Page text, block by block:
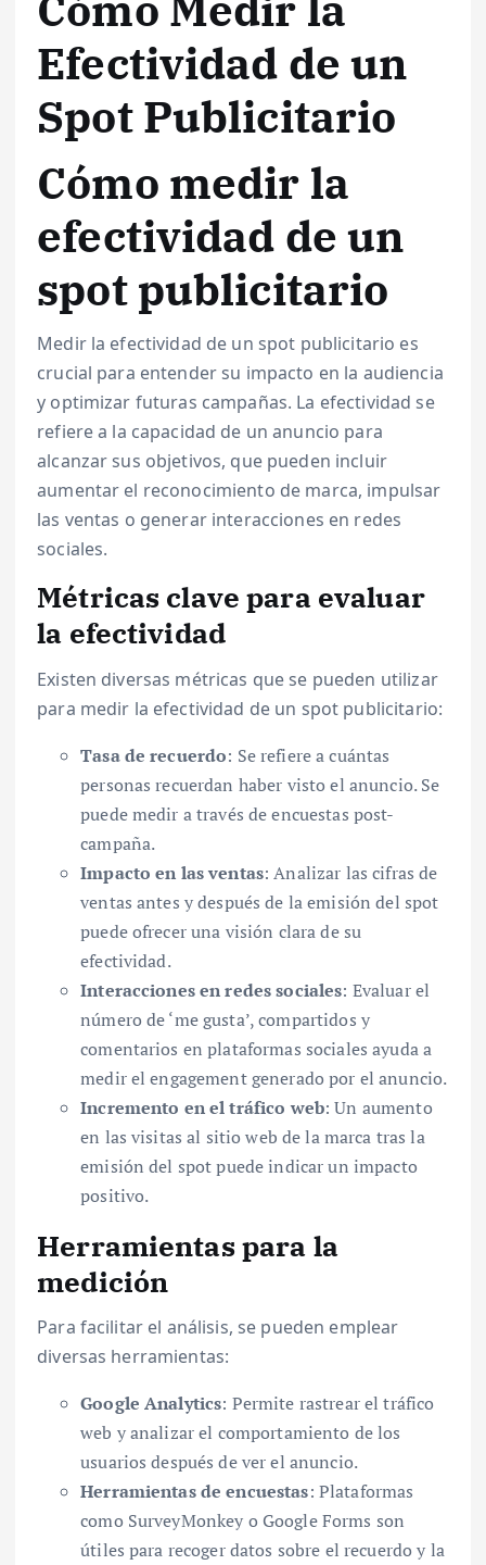
Efectividad de un
Spot Publicitario
Cómo medir la
efectividad de un
spot publicitario
Medir la efectividad de un spot publicitario es
crucial para entender su impacto en la audiencia
y optimizar futuras campañas. La efectividad se
refiere a la capacidad de un anuncio para
alcanzar sus objetivos, que pueden incluir
aumentar el reconocimiento de marca, impulsar
las ventas o generar interacciones en redes
sociales.
Métricas clave para evaluar
la efectividad
Existen diversas métricas que se pueden utilizar
para medir la efectividad de un spot publicitario:
Tasa de recuerdo: Se refiere a cuántas
personas recuerdan haber visto el anuncio. Se
puede medir a través de encuestas post-
campaña.
Impacto en las ventas: Analizar las cifras de
ventas antes y después de la emisión del spot
puede ofrecer una visión clara de su
efectividad.
Interacciones en redes sociales: Evaluar el
número de ‘me gusta’, compartidos y
comentarios en plataformas sociales ayuda a
medir el engagement generado por el anuncio.
Incremento en el tráfico web: Un aumento
en las visitas al sitio web de la marca tras la
emisión del spot puede indicar un impacto
positivo.
Herramientas para la
medición
Para facilitar el análisis, se pueden emplear
diversas herramientas:
Google Analytics: Permite rastrear el tráfico
web y analizar el comportamiento de los
usuarios después de ver el anuncio.
Herramientas de encuestas: Plataformas
como SurveyMonkey o Google Forms son
útiles para recoger datos sobre el recuerdo y la